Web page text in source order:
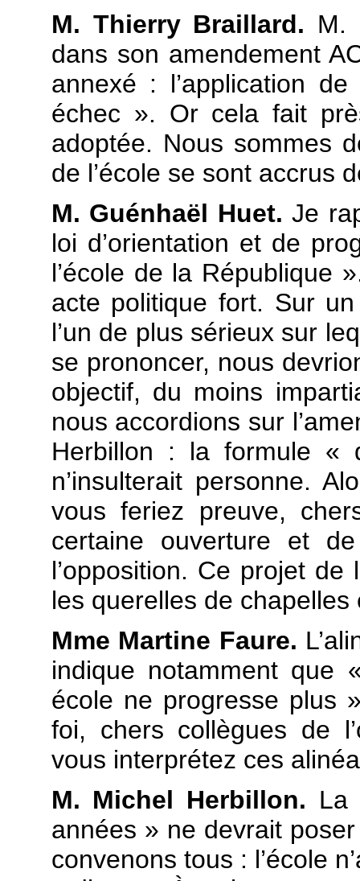
M. Thierry Braillard. M.
dans son amendement
annexé : l’application
échec ». Or cela fait
adoptée. Nous sommes
de l’école se sont accrus
M. Guénhaël Huet. Je
loi d’orientation et de
l’école de la République
acte politique fort. Sur
l’un de plus sérieux sur
se prononcer, nous
objectif, du moins
nous accordions sur
Herbillon : la formule «
n’insulterait personne.
vous feriez preuve,
certaine ouverture et
l’opposition. Ce projet
les querelles de
Mme Martine Faure.
indique notamment que
école ne progresse plus
foi, chers collègues de
vous interprétez ces
M. Michel Herbillon. La
années » ne devrait
convenons tous : l’école